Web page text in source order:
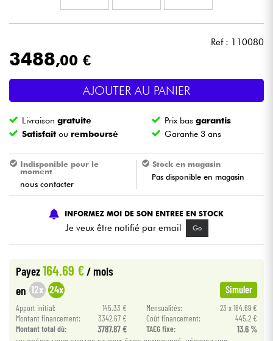
Eclairage
Violons & Quatuor
Eveil Musical
HiFi
Packs
Voir nos marques
Ref : 110080
3488,00 €
AJOUTER AU PANIER
Livraisongratuite Prix basgarantis
Satisfait ou remboursé Garantie 3 ans
Indisponible pour le
moment
nous contacter
Stock en magasin
Pas disponible en magasin
INFORMEZ MOI DE SON ENTREE EN STOCK
Je veux être notifié par email Go
Payez164.69 €/ mois
en 12x 24x Simuler
Apport initial: 145.33 € Mensualités:
23 x 164.69 €
Montant financement:
3342.67 € Coût financement:
445.2 €
Montant total dù:
3787.87 € TAEG fixe: 13.6 %